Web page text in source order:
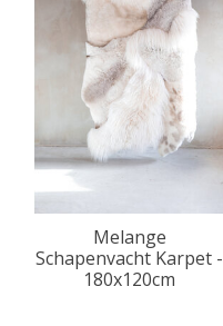
Melange
Schapenvacht Karpet -
180x120cm